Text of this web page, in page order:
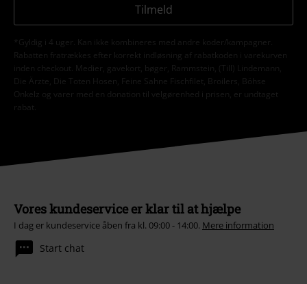
Tilmeld
*Gyldig i 4 uger. Kan ikke kombineres med andre koder/kampagner.
Rabatten fratrækkes efter korrekt indløsning af rabatkoden i varekurven
inden checkout. Medier, gavekort, bøger, Rammstein, (Till) Lindemann,
Die Ärzte, Die Toten Hosen, Feine Sahne Fischfilet, Broilers, Böhse
Onkelz og varer med en donation til velgørenhed i prisen, er undtaget
rabat.
Vores kundeservice er klar til at hjælpe
I dag er kundeservice åben fra kl. 09:00 - 14:00. Mere information
Start chat